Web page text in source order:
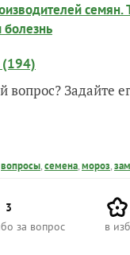
семян.
(194)
вопрос?
вопросы,семена,мороз,
3
за вопрос
в